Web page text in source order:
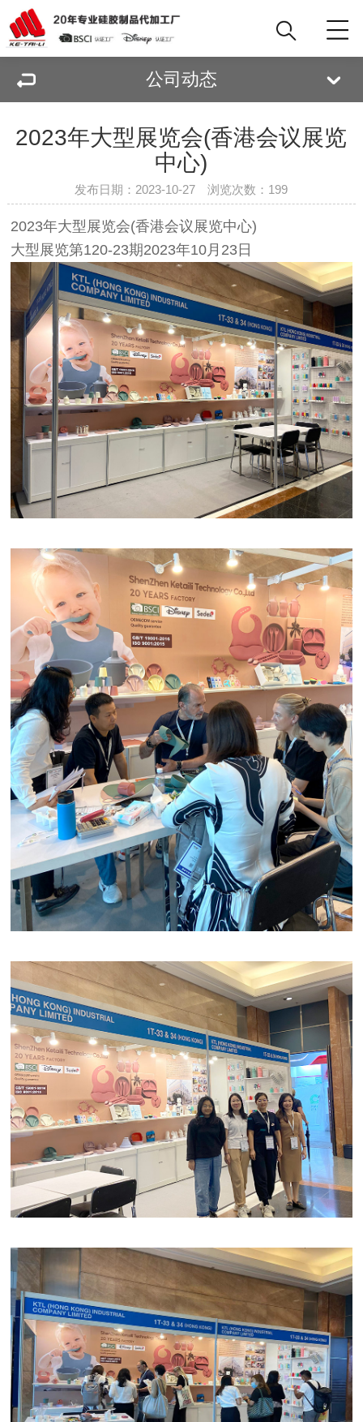
公司动态
2023年大型展览会(香港会议展览
中心)
发布日期：2023-10-27 浏览次数： 199
2023年大型展览会(香港会议展览中心)
大型展览第120-23期2023年10月23日